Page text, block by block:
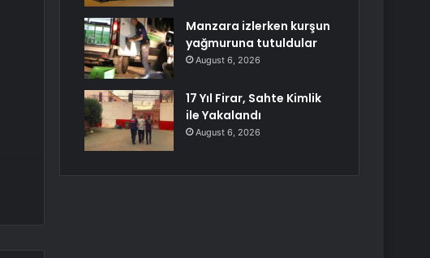
Manzara izlerken kurşun
yağmuruna tutuldular
August 6, 2026
17 Yıl Firar, Sahte Kimlik
ile Yakalandı
August 6, 2026